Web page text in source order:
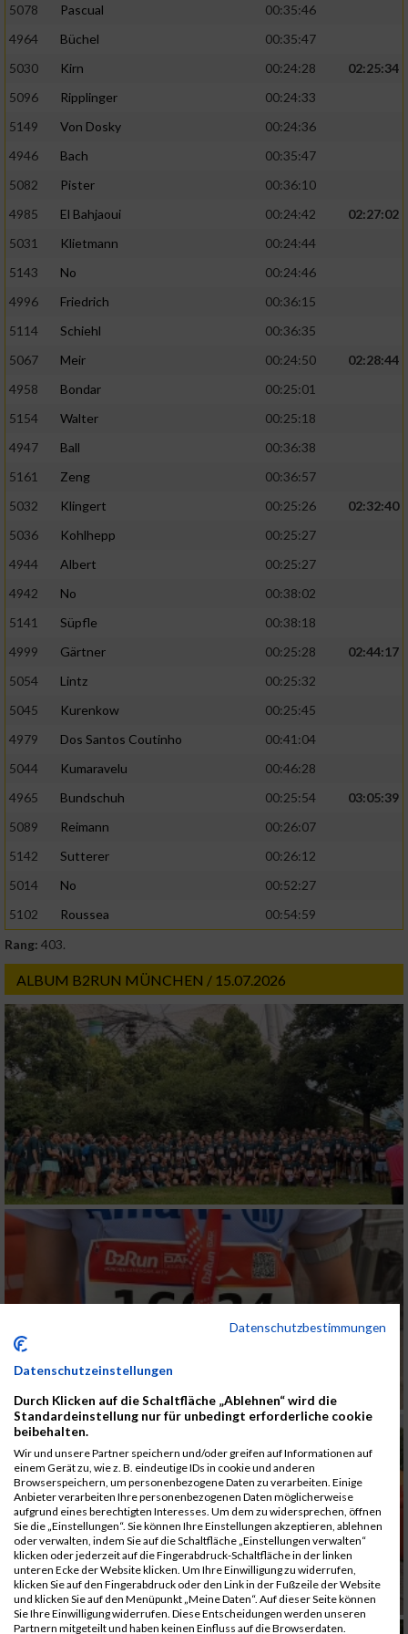
5078 Pascual
00:35:46
4964
Büchel
00:35:47
5030
Kirn 00:24:28
02:25:34
5096
Ripplinger
00:24:33
5149
Von Dosky
00:24:36
4946
Bach
00:35:47
5082
Pister
00:36:10
4985
El Bahjaoui 00:24:42
02:27:02
5031
Klietmann
00:24:44
5143
No
00:24:46
4996
Friedrich
00:36:15
5114
Schiehl
00:36:35
5067
Meir 00:24:50
02:28:44
4958
Bondar
00:25:01
5154
Walter
00:25:18
4947
Ball
00:36:38
5161
Zeng
00:36:57
5032
Klingert 00:25:26
02:32:40
5036
Kohlhepp
00:25:27
4944
Albert
00:25:27
4942
No
00:38:02
5141
Süpfle
00:38:18
4999
Gärtner 00:25:28
02:44:17
5054
Lintz
00:25:32
5045
Kurenkow
00:25:45
4979
Dos Santos Coutinho
00:41:04
5044
Kumaravelu
00:46:28
4965
Bundschuh 00:25:54
03:05:39
5089
Reimann
00:26:07
5142
Sutterer
00:26:12
5014
No
00:52:27
5102
Roussea
00:54:59
Rang: 403.
ALBUM B2RUN MÜNCHEN / 15.07.2026
Datenschutzbestimmungen
Datenschutzeinstellungen
Durch Klicken auf die Schaltfläche „Ablehnen“ wird die
Standardeinstellung nur für unbedingt erforderliche cookie
beibehalten.
Wir und unsere Partner speichern und/oder greifen auf Informationen auf
einem Gerät zu, wie z. B. eindeutige IDs in cookie und anderen
Browserspeichern, um personenbezogene Daten zu verarbeiten. Einige
Anbieter verarbeiten Ihre personenbezogenen Daten möglicherweise
aufgrund eines berechtigten Interesses. Um dem zu widersprechen, öffnen
Sie die „Einstellungen“. Sie können Ihre Einstellungen akzeptieren, ablehnen
oder verwalten, indem Sie auf die Schaltfläche „Einstellungen verwalten“
klicken oder jederzeit auf die Fingerabdruck-Schaltfläche in der linken
unteren Ecke der Website klicken. Um Ihre Einwilligung zu widerrufen,
klicken Sie auf den Fingerabdruck oder den Link in der Fußzeile der Website
und klicken Sie auf den Menüpunkt „Meine Daten“. Auf dieser Seite können
Sie Ihre Einwilligung widerrufen. Diese Entscheidungen werden unseren
Partnern mitgeteilt und haben keinen Einfluss auf die Browserdaten.